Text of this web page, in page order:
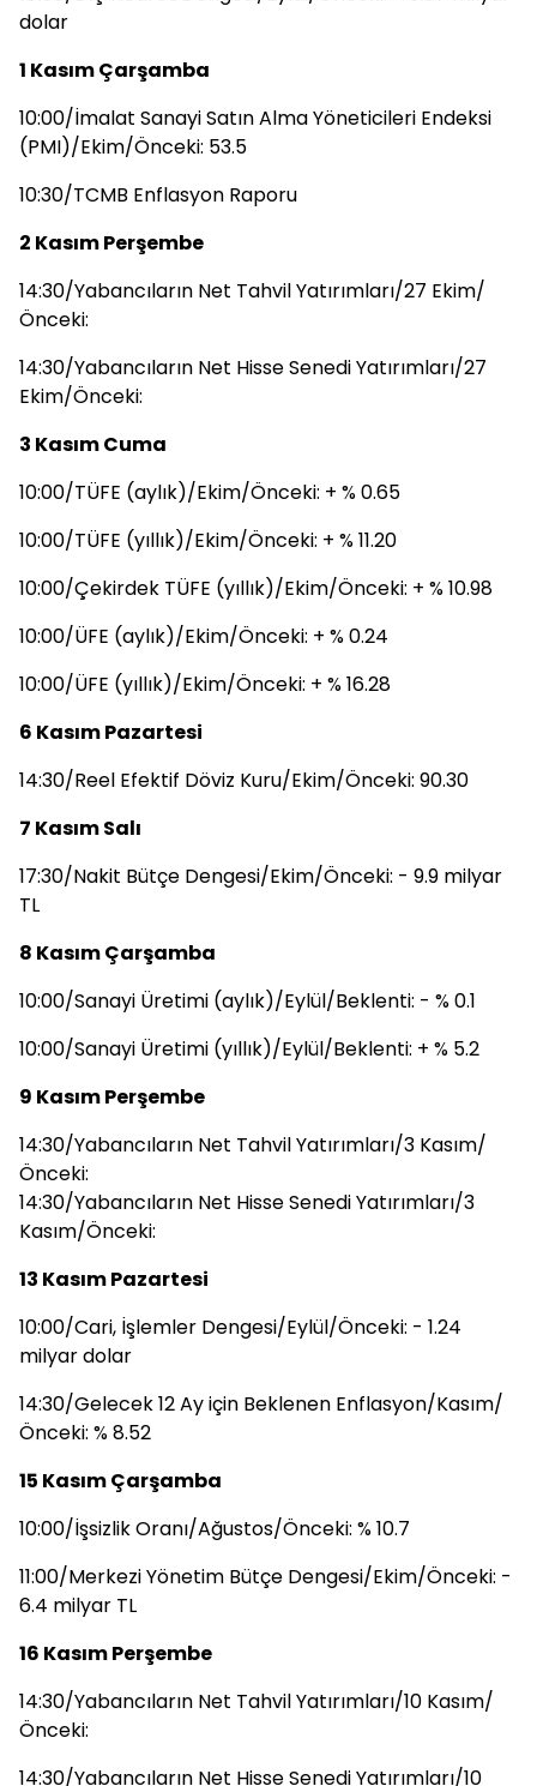
dolar
1 Kasım Çarşamba
10:00/İmalat Sanayi Satın Alma Yöneticileri Endeksi
(PMI)/Ekim/Önceki: 53.5
10:30/TCMB Enflasyon Raporu
2 Kasım Perşembe
14:30/Yabancıların Net Tahvil Yatırımları/27 Ekim/
Önceki:
14:30/Yabancıların Net Hisse Senedi Yatırımları/27
Ekim/Önceki:
3 Kasım Cuma
10:00/TÜFE (aylık)/Ekim/Önceki: + % 0.65
10:00/TÜFE (yıllık)/Ekim/Önceki: + % 11.20
10:00/Çekirdek TÜFE (yıllık)/Ekim/Önceki: + % 10.98
10:00/ÜFE (aylık)/Ekim/Önceki: + % 0.24
10:00/ÜFE (yıllık)/Ekim/Önceki: + % 16.28
6 Kasım Pazartesi
14:30/Reel Efektif Döviz Kuru/Ekim/Önceki: 90.30
7 Kasım Salı
17:30/Nakit Bütçe Dengesi/Ekim/Önceki: - 9.9 milyar
TL
8 Kasım Çarşamba
10:00/Sanayi Üretimi (aylık)/Eylül/Beklenti: - % 0.1
10:00/Sanayi Üretimi (yıllık)/Eylül/Beklenti: + % 5.2
9 Kasım Perşembe
14:30/Yabancıların Net Tahvil Yatırımları/3 Kasım/
Önceki:
14:30/Yabancıların Net Hisse Senedi Yatırımları/3
Kasım/Önceki:
13 Kasım Pazartesi
10:00/Cari, İşlemler Dengesi/Eylül/Önceki: - 1.24
milyar dolar
14:30/Gelecek 12 Ay için Beklenen Enflasyon/Kasım/
Önceki: % 8.52
15 Kasım Çarşamba
10:00/İşsizlik Oranı/Ağustos/Önceki: % 10.7
11:00/Merkezi Yönetim Bütçe Dengesi/Ekim/Önceki: -
6.4 milyar TL
16 Kasım Perşembe
14:30/Yabancıların Net Tahvil Yatırımları/10 Kasım/
Önceki:
14:30/Yabancıların Net Hisse Senedi Yatırımları/10